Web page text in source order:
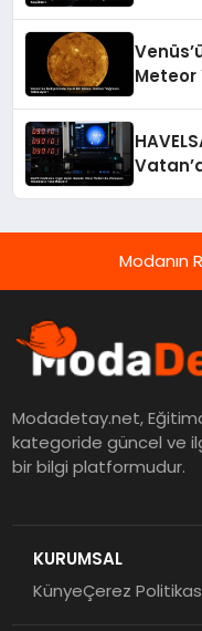
Meteor
Modanın
Modadetay.net,
kategoride güncel ve
bir bilgi platformudur.
KURUMSAL
KünyeÇerez